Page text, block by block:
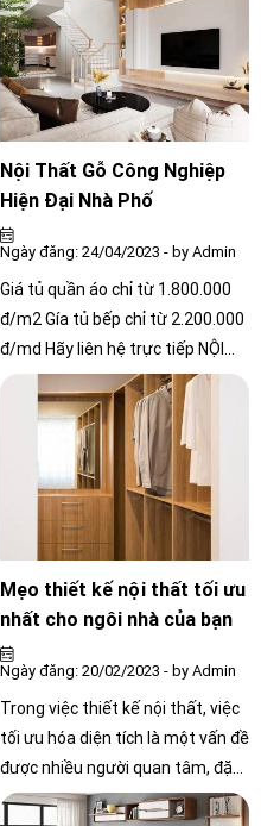
thành lại phải chăng. Cùng theo
dõi những thông tin trong bài
viết dưới đây về thi công nội thất
để có những kiến thức đầy đủ
nhất trước khi bắt tay vào thi
công công trình nhà bạn nhé.
Nội Thất Gỗ Công Nghiệp
Hiện Đại Nhà Phố
Ngày đăng: 24/04/2023 - by Admin
Giá tủ quần áo chỉ từ 1.800.000
đ/m2 Gía tủ bếp chỉ từ 2.200.000
đ/md Hãy liên hệ trực tiếp NỘI
THẤT CÔNG CHÍNH để nhận báo
giá tốt nhất.
Mẹo thiết kế nội thất tối ưu
nhất cho ngôi nhà của bạn
Ngày đăng: 20/02/2023 - by Admin
Trong việc thiết kế nội thất, việc
tối ưu hóa diện tích là một vấn đề
được nhiều người quan tâm, đặc
biệt là khi không gian nhà hẹp